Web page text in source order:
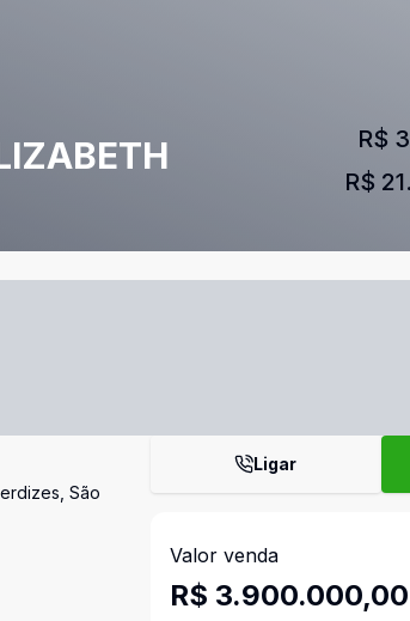
R$
R$
São
Ligar
Valor venda
R$ 3.900.000,00